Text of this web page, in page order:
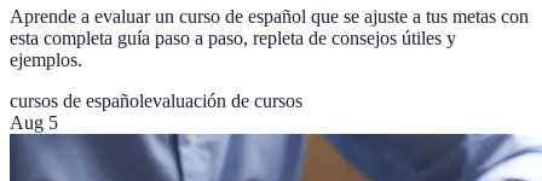
Aprende a evaluar un curso de español que se ajuste a tus metas con
esta completa guía paso a paso, repleta de consejos útiles y
ejemplos.
cursos de españolevaluación de cursos
Aug 5